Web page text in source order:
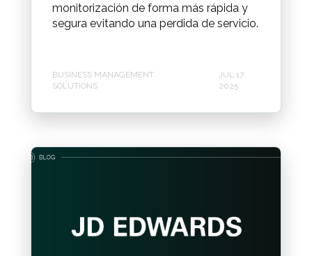
monitorización de forma más rápida y
segura evitando una perdida de servicio.
BUSINESS MANAGEMENT
SOLUTIONS
JUL 17,
2025